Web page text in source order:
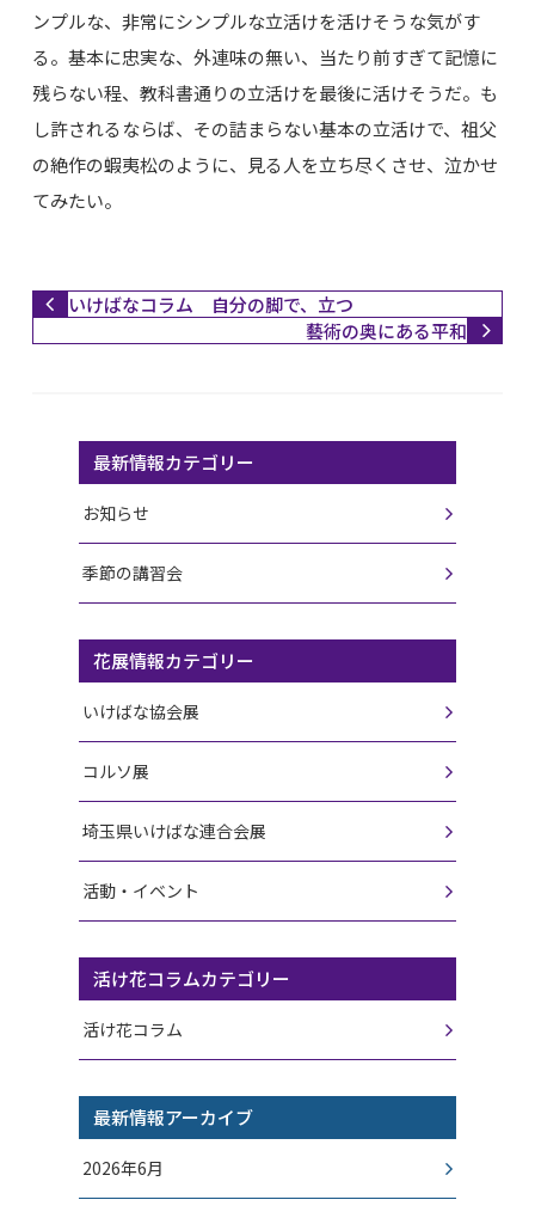
ンプルな、非常にシンプルな立活けを活けそうな気がす
る。基本に忠実な、外連味の無い、当たり前すぎて記憶に
残らない程、教科書通りの立活けを最後に活けそうだ。も
し許されるならば、その詰まらない基本の立活けで、祖父
の絶作の蝦夷松のように、見る人を立ち尽くさせ、泣かせ
てみたい。
いけばなコラム 自分の脚で、立つ
藝術の奥にある平和
最新情報カテゴリー
お知らせ
季節の講習会
花展情報カテゴリー
いけばな協会展
コルソ展
埼玉県いけばな連合会展
活動・イベント
活け花コラムカテゴリー
活け花コラム
最新情報アーカイブ
2026年6月